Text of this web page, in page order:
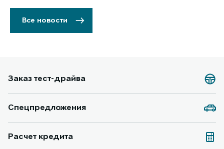
Все новости
Заказ тест-драйва
Спецпредложения
Расчет кредита